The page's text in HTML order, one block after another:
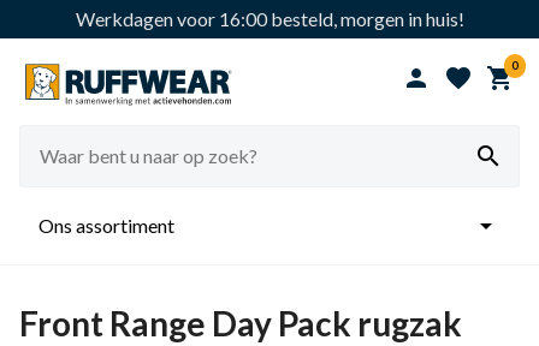
Werkdagen voor 16:00 besteld, morgen in huis!
  0

Ons assortiment 
Front Range Day Pack rugzak